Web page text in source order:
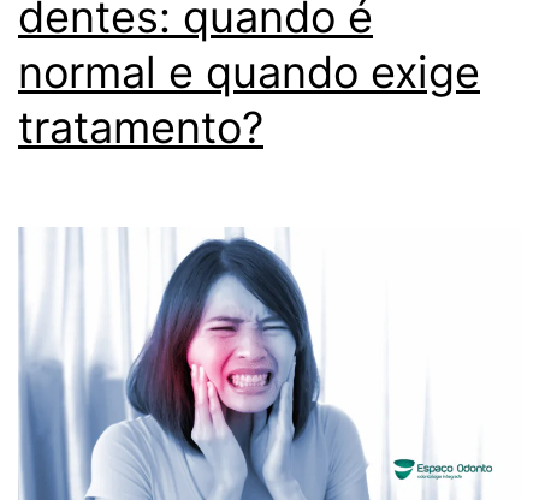
dentes: quando é
normal e quando exige
tratamento?